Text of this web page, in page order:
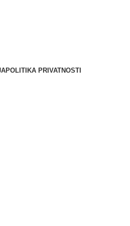
POLITIKA PRIVATNOSTI